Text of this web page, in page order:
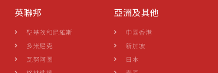
英聯邦
聖基茨和尼維斯
多米尼克
瓦努阿圖
亞洲及其他
中國香港
新加坡
日本